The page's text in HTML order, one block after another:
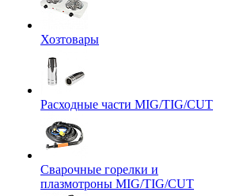
Хозтовары
Расходные части MIG/TIG/CUT
Сварочные горелки и
плазмотроны MIG/TIG/CUT